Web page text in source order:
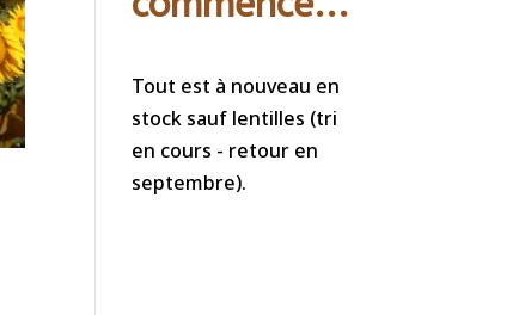
Tout est à nouveau en
stock sauf lentilles (tri
en cours - retour en
septembre).